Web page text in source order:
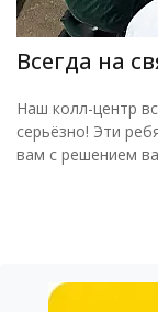
Всегда на
Наш колл-центр
серьёзно! Эти
вам с решением